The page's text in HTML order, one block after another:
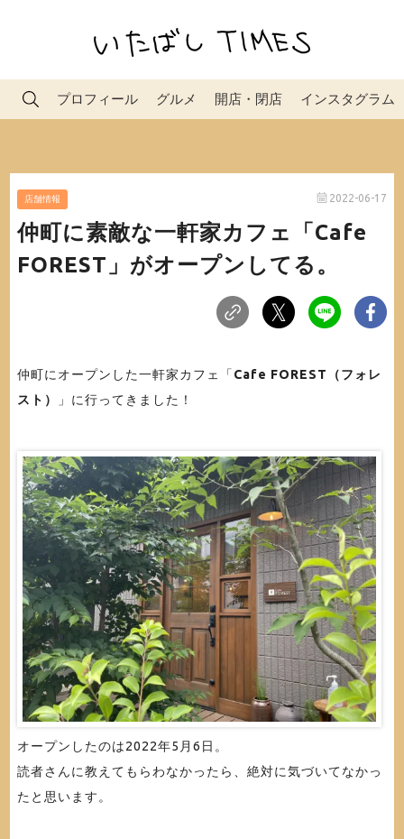
プロフィール グルメ 開店・閉店 インスタグラム
店舗情報 2022-06-17
仲町に素敵な一軒家カフェ「Cafe
FOREST」がオープンしてる。
仲町にオープンした一軒家カフェ「 Cafe FOREST（フォレ
スト）
」に行ってきました！
オープンしたのは2022年5月6日。
読者さんに教えてもらわなかったら、絶対に気づいてなかっ
たと思います。